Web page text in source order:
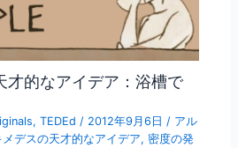
才的なアイデア：浴槽で
,TEDEd / 2012年9月6日/ アル
メデスの天才的なアイデア,密度の発